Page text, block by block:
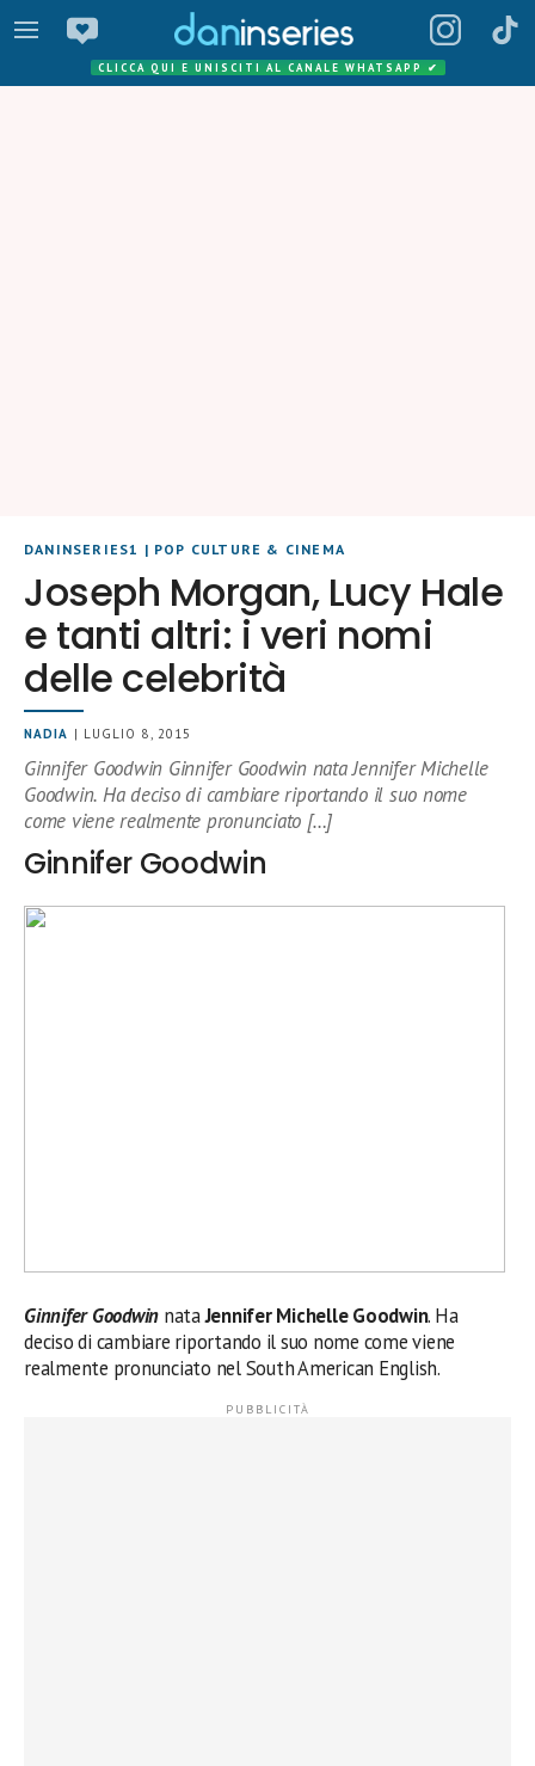
CLICCA QUI E UNISCITI AL CANALE WHATSAPP ✔
DANINSERIES1 | POP CULTURE & CINEMA
Joseph Morgan, Lucy Hale
e tanti altri: i veri nomi
delle celebrità
NADIA | LUGLIO 8, 2015
Ginnifer Goodwin Ginnifer Goodwin nata Jennifer Michelle
Goodwin. Ha deciso di cambiare riportando il suo nome
come viene realmente pronunciato […]
Ginnifer Goodwin
Ginnifer Goodwin nataJennifer Michelle Goodwin. Ha
deciso di cambiare riportando il suo nome come viene
realmente pronunciato nel South American English.